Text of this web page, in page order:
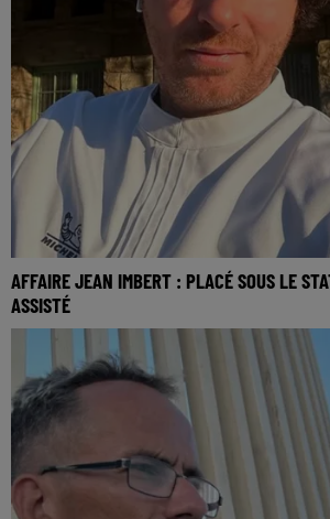
AFFAIRE JEAN IMBERT : PLACÉ SOUS LE
ASSISTÉ